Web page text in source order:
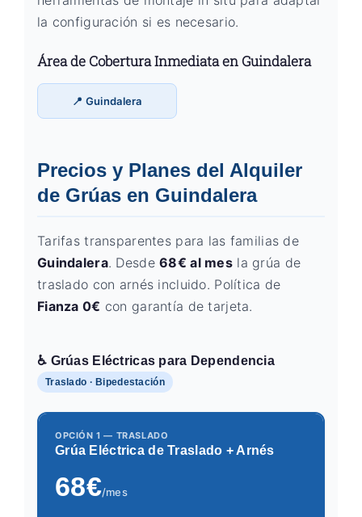
la configuración si es necesario.
Área de Cobertura Inmediata en Guindalera
📍 Guindalera
Precios y Planes del Alquiler
de Grúas en Guindalera
Tarifas transparentes para las familias de
Guindalera. Desde68€ al mes la grúa de
traslado con arnés incluido. Política de
Fianza 0€ con garantía de tarjeta.
♿ Grúas Eléctricas para Dependencia
Traslado · Bipedestación
OPCIÓN 1 — TRASLADO
Grúa Eléctrica de Traslado + Arnés
68€/mes